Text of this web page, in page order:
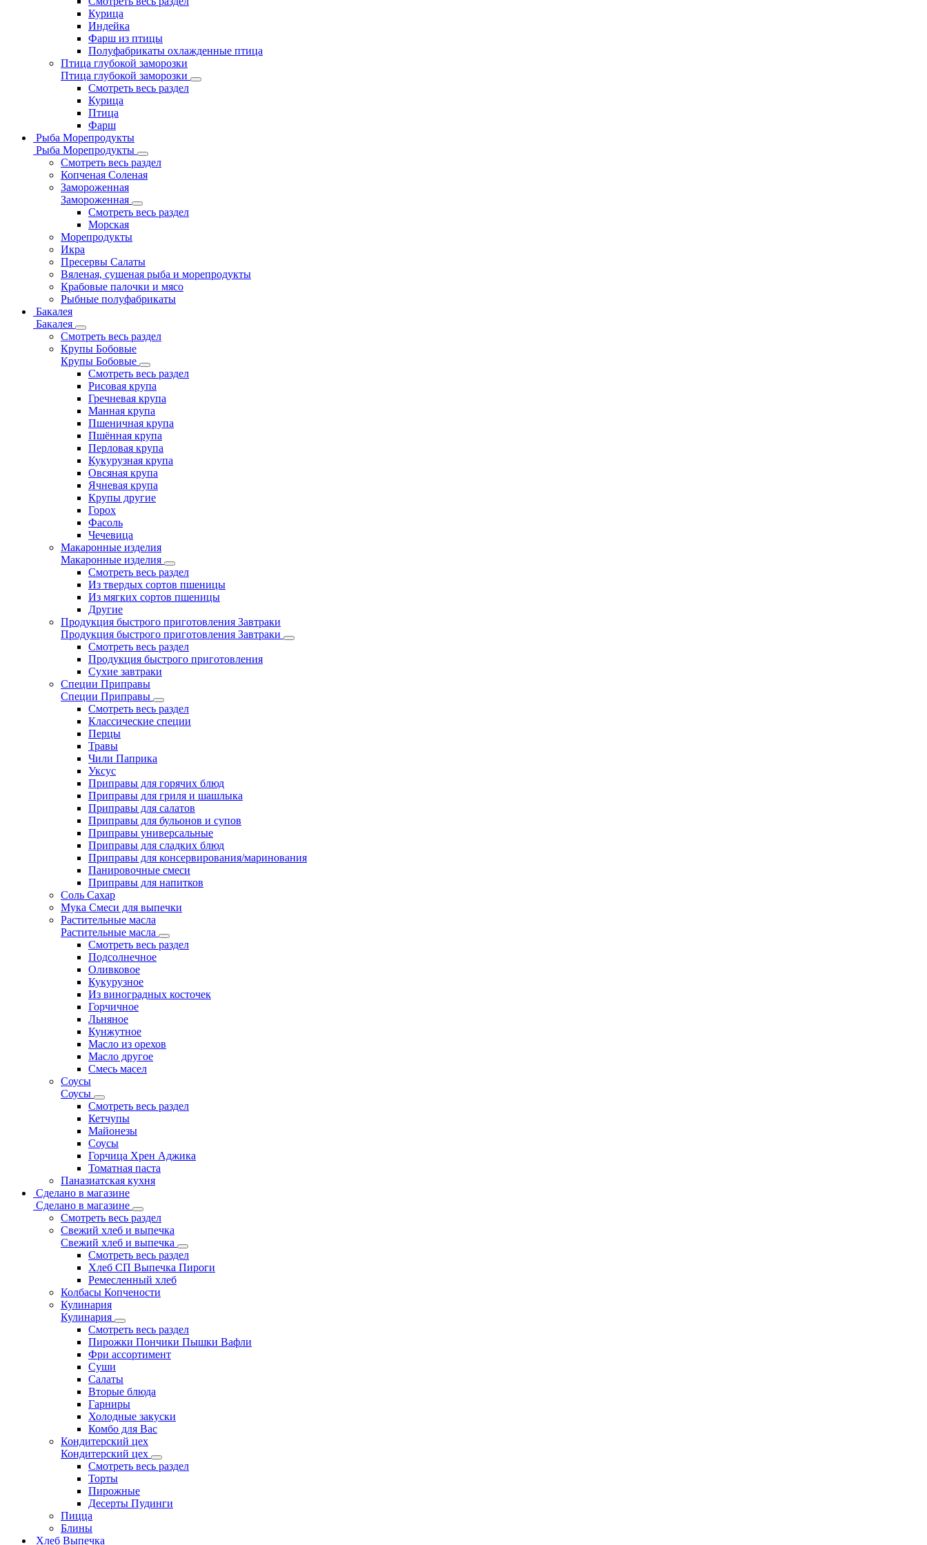
Курица
Индейка
Фарш из птицы
Полуфабрикаты охлажденные птица
Птица глубокой заморозки
Птица глубокой заморозки
Смотреть весь раздел
Курица
Птица
Фарш
Рыба Морепродукты
Рыба Морепродукты
Смотреть весь раздел
Копченая Соленая
Замороженная
Замороженная
Смотреть весь раздел
Морская
Морепродукты
Икра
Пресервы Салаты
Вяленая, сушеная рыба и морепродукты
Крабовые палочки и мясо
Рыбные полуфабрикаты
Бакалея
Бакалея
Смотреть весь раздел
Крупы Бобовые
Крупы Бобовые
Смотреть весь раздел
Рисовая крупа
Гречневая крупа
Манная крупа
Пшеничная крупа
Пшённая крупа
Перловая крупа
Кукурузная крупа
Овсяная крупа
Ячневая крупа
Крупы другие
Горох
Фасоль
Чечевица
Макаронные изделия
Макаронные изделия
Смотреть весь раздел
Из твердых сортов пшеницы
Из мягких сортов пшеницы
Другие
Продукция быстрого приготовления Завтраки
Продукция быстрого приготовления Завтраки
Смотреть весь раздел
Продукция быстрого приготовления
Сухие завтраки
Специи Приправы
Специи Приправы
Смотреть весь раздел
Классические специи
Перцы
Травы
Чили Паприка
Уксус
Приправы для горячих блюд
Приправы для гриля и шашлыка
Приправы для салатов
Приправы для бульонов и супов
Приправы универсальные
Приправы для сладких блюд
Приправы для консервирования/маринования
Панировочные смеси
Приправы для напитков
Соль Сахар
Мука Смеси для выпечки
Растительные масла
Растительные масла
Смотреть весь раздел
Подсолнечное
Оливковое
Кукурузное
Из виноградных косточек
Горчичное
Льняное
Кунжутное
Масло из орехов
Масло другое
Смесь масел
Соусы
Соусы
Смотреть весь раздел
Кетчупы
Майонезы
Соусы
Горчица Хрен Аджика
Томатная паста
Паназиатская кухня
Сделано в магазине
Сделано в магазине
Смотреть весь раздел
Свежий хлеб и выпечка
Свежий хлеб и выпечка
Смотреть весь раздел
Хлеб СП Выпечка Пироги
Ремесленный хлеб
Колбасы Копчености
Кулинария
Кулинария
Смотреть весь раздел
Пирожки Пончики Пышки Вафли
Фри ассортимент
Суши
Салаты
Вторые блюда
Гарниры
Холодные закуски
Комбо для Вас
Кондитерский цех
Кондитерский цех
Смотреть весь раздел
Торты
Пирожные
Десерты Пудинги
Пицца
Блины
Хлеб Выпечка